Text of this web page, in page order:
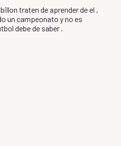
traten de aprender de el ,
un campeonato y no es
debe de saber .